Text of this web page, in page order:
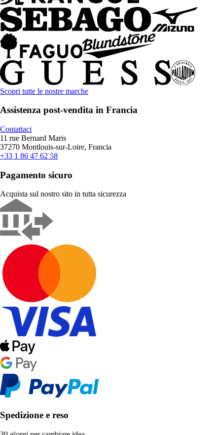
Scopri tutte le nostre marche
Assistenza post-vendita in Francia
Contattaci
11 rue Bernard Maris
37270 Montlouis-sur-Loire, Francia
+33 1 86 47 62 58
Pagamento sicuro
Acquista sul nostro sito in tutta sicurezza
Spedizione e reso